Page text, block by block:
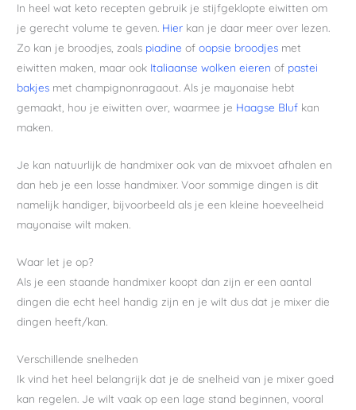
In heel wat keto recepten gebruik je stijfgeklopte eiwitten om
je gerecht volume te geven. Hier kan je daar meer over lezen.
Zo kan je broodjes, zoals piadineofoopsie broodjes met
eiwitten maken, maar ook Italiaanse wolken eieren of pastei
bakjes met champignonragaout. Als je mayonaise hebt
gemaakt, hou je eiwitten over, waarmee je Haagse Bluf kan
maken.
Je kan natuurlijk de handmixer ook van de mixvoet afhalen en
dan heb je een losse handmixer. Voor sommige dingen is dit
namelijk handiger, bijvoorbeeld als je een kleine hoeveelheid
mayonaise wilt maken.
Waar let je op?
Als je een staande handmixer koopt dan zijn er een aantal
dingen die echt heel handig zijn en je wilt dus dat je mixer die
dingen heeft/kan.
Verschillende snelheden
Ik vind het heel belangrijk dat je de snelheid van je mixer goed
kan regelen. Je wilt vaak op een lage stand beginnen, vooral